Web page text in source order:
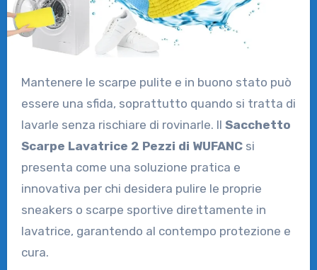
Mantenere le scarpe pulite e in buono stato può
essere una sfida, soprattutto quando si tratta di
lavarle senza rischiare di rovinarle. Il Sacchetto
Scarpe Lavatrice 2 Pezzi di WUFANCsi
presenta come una soluzione pratica e
innovativa per chi desidera pulire le proprie
sneakers o scarpe sportive direttamente in
lavatrice, garantendo al contempo protezione e
cura.